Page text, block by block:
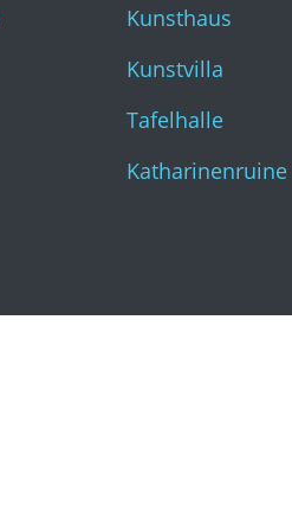
Kunsthaus
Kunstvilla
Tafelhalle
Katharinenruine